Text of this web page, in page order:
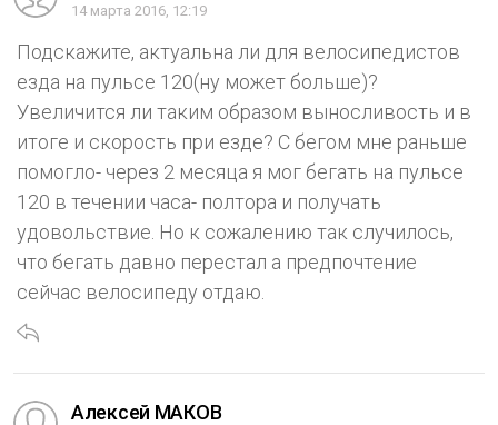
14 марта 2016, 12:19
Подскажите, актуальна ли для велосипедистов
езда на пульсе 120(ну может больше)?
Увеличится ли таким образом выносливость и в
итоге и скорость при езде? С бегом мне раньше
помогло- через 2 месяца я мог бегать на пульсе
120 в течении часа- полтора и получать
удовольствие. Но к сожалению так случилось,
что бегать давно перестал а предпочтение
сейчас велосипеду отдаю.
Алексей МАКОВ